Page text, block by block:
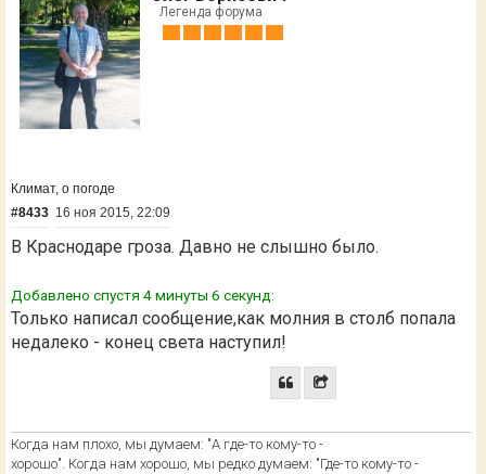
Легенда форума
Климат, о погоде
#8433 16 ноя 2015, 22:09
В Краснодаре гроза. Давно не слышно было.
Добавлено спустя 4 минуты 6 секунд:
Только написал сообщение,как молния в столб попала
недалеко - конец света наступил!
Когда нам плохо, мы думаем: "А где-то кому-то -
хорошо". Когда нам хорошо, мы редко думаем: "Где-то кому-то -